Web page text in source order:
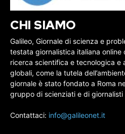
CHI SIAMO
Galileo, Giornale di scienza e
testata giornalistica italiana online
ricerca scientifica e tecnologica e
globali, come la tutela
giornale è stato fondato a Roma
gruppo di scienziati e di giornalisti
Contattaci: info@galileonet.it